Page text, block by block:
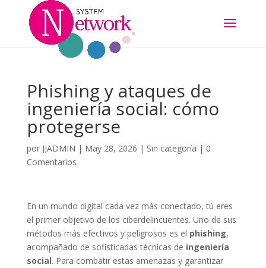
Phishing y ataques de
ingeniería social: cómo
protegerse
por JJADMIN | May 28, 2026 | Sin categoría | 0
Comentarios
En un mundo digital cada vez más conectado, tú eres
el primer objetivo de los ciberdelincuentes. Uno de sus
métodos más efectivos y peligrosos es el phishing,
acompañado de sofisticadas técnicas de ingeniería
social. Para combatir estas amenazas y garantizar